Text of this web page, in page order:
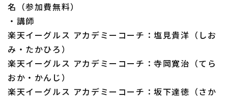
名（参加費無料）
・講師
楽天イーグルス アカデミーコーチ：塩見貴洋（しお
み・たかひろ）
楽天イーグルス アカデミーコーチ：寺岡寛治（てら
おか・かんじ）
楽天イーグルス アカデミーコーチ：坂下達徳（さか